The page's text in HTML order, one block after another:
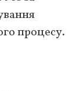
процесу.